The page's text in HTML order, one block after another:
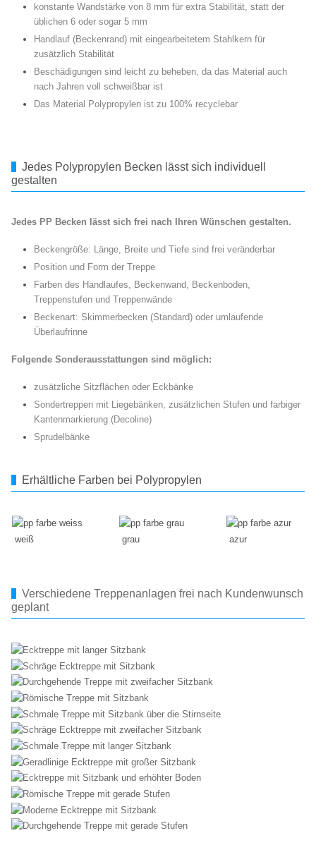
konstante Wandstärke von 8 mm für extra Stabilität, statt der
üblichen 6 oder sogar 5 mm
Handlauf (Beckenrand) mit eingearbeitetem Stahlkern für
zusätzlich Stabilität
Beschädigungen sind leicht zu beheben, da das Material auch
nach Jahren voll schweißbar ist
Das Material Polypropylen ist zu 100% recyclebar
Jedes Polypropylen Becken lässt sich individuell
gestalten
Jedes PP Becken lässt sich frei nach Ihren Wünschen gestalten.
Beckengröße: Länge, Breite und Tiefe sind frei veränderbar
Position und Form der Treppe
Farben des Handlaufes, Beckenwand, Beckenboden,
Treppenstufen und Treppenwände
Beckenart: Skimmerbecken (Standard) oder umlaufende
Überlaufrinne
Folgende Sonderausstattungen sind möglich:
zusätzliche Sitzflächen oder Eckbänke
Sondertreppen mit Liegebänken, zusätzlichen Stufen und farbiger
Kantenmarkierung (Decoline)
Sprudelbänke
Erhältliche Farben bei Polypropylen
weiß grau azur
Verschiedene Treppenanlagen frei nach Kundenwunsch
geplant